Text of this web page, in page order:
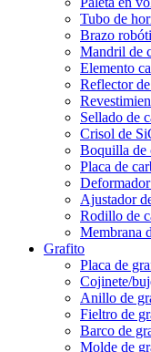
Tubo de
Brazo
Mandril de
Elemento
Reflector
Sellado de
Crisol de
Boquilla de
Placa de
Ajustador
Rodillo de
Membrana
Grafito
Placa de
Cojinete/
Anillo de
Fieltro de
Barco de
Molde de